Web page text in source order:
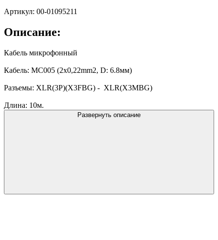
Артикул: 00-01095211
Описание:
Кабель микрофонный
Кабель: MC005 (2x0,22mm2, D: 6.8мм)
Разъемы: XLR(3P)(X3FBG) - XLR(X3MBG)
Длина: 10м.
Развернуть описание